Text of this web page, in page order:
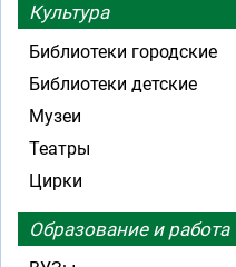
Культура
Библиотеки городские
Библиотеки детские
Музеи
Театры
Цирки
Образование и работа